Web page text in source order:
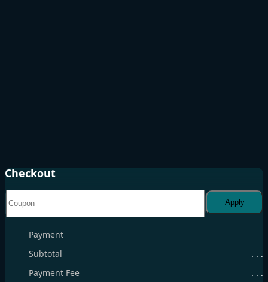
Checkout
Apply
Payment
Subtotal
. . .
Payment Fee
. . .